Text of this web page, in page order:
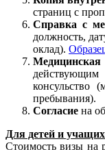
страниц с
Справка с
должность,
оклад).
пребывания).
Согласие на
Для детей и
Стоимость визы на